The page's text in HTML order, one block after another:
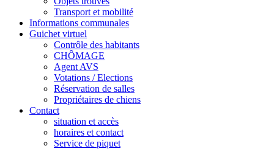
Transport et mobilité
Informations communales
Guichet virtuel
Contrôle des habitants
CHÔMAGE
Agent AVS
Votations / Elections
Réservation de salles
Propriétaires de chiens
Contact
situation et accès
horaires et contact
Service de piquet